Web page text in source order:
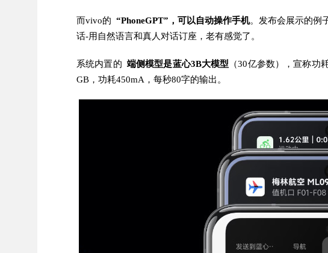
而vivo的 “PhoneGPT”，可以自动操作手机。 发布会展示的例
话-用自然语言和真人对话订座，老有感觉了。
系统内置的 端侧模型是蓝心3B大模型 （30亿参数），宣称功
GB，功耗450mA，每秒80字的输出。